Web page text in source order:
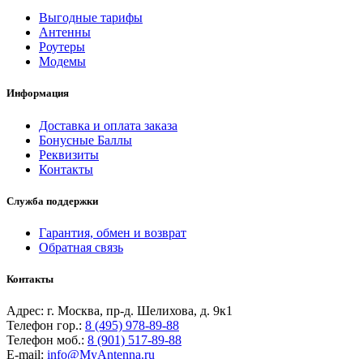
Выгодные тарифы
Антенны
Роутеры
Модемы
Информация
Доставка и оплата заказа
Бонусные Баллы
Реквизиты
Контакты
Служба поддержки
Гарантия, обмен и возврат
Обратная связь
Контакты
Адрес: г. Москва, пр-д. Шелихова, д. 9к1
Телефон гор.: 8 (495) 978-89-88
Телефон моб.: 8 (901) 517-89-88
E-mail: info@MyAntenna.ru